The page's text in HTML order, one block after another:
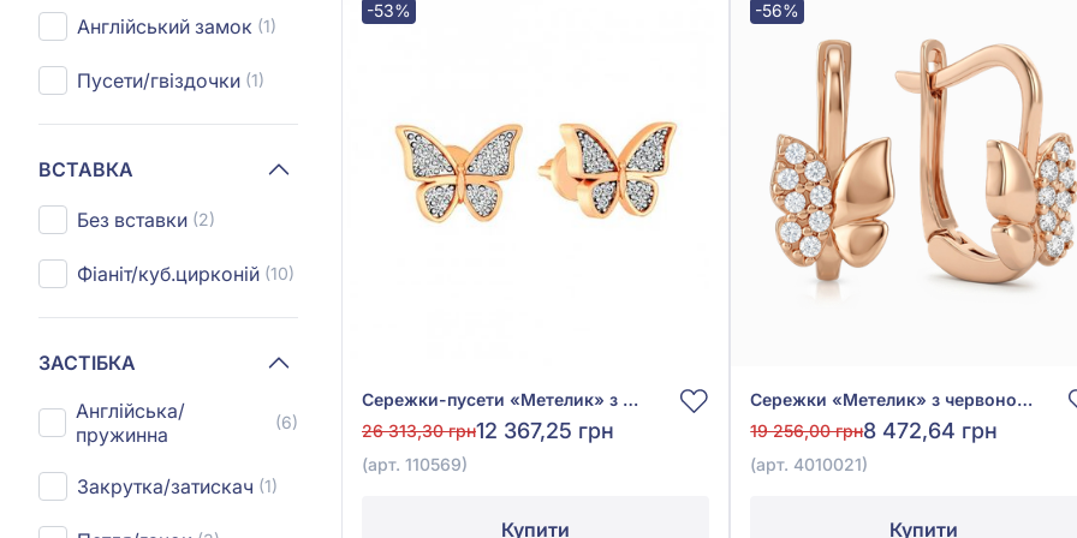
Англійський замок (1)
Пусети/гвіздочки (1)
ВСТАВКА
Без вставки (2)
Фіаніт/куб.цирконій (10)
ЗАСТІБКА
Англійська/
пружинна
(6)
Закрутка/затискач (1)
-53%
Сережки-пусети «Метелик» з червоного золота 585° з фіанітом/куб.цирконієм, арт. 110569
26 313,30 грн12 367,25 грн
(арт. 110569)
Купити
-56%
Сережки «Метелик» з червоного золота 585° з фіанітом, арт. 4010021
19 256,00 грн8 472,64 грн
(арт. 4010021)
Купити